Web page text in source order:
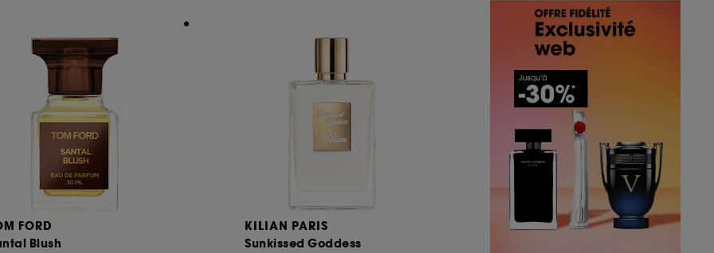
FORD
Blush
KILIAN PARIS
Sunkissed Goddess